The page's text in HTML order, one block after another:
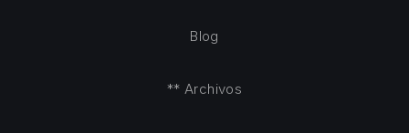
Blog
** Archivos